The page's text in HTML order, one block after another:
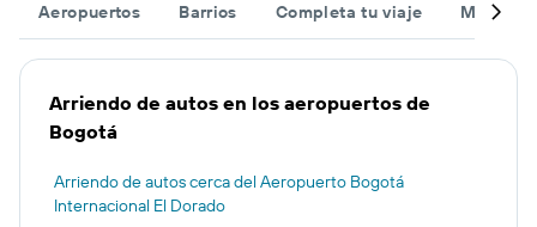
Aeropuertos Barrios Completa tu viaje Muchas
Arriendo de autos en los aeropuertos de
Bogotá
Arriendo de autos cerca del Aeropuerto Bogotá
Internacional El Dorado